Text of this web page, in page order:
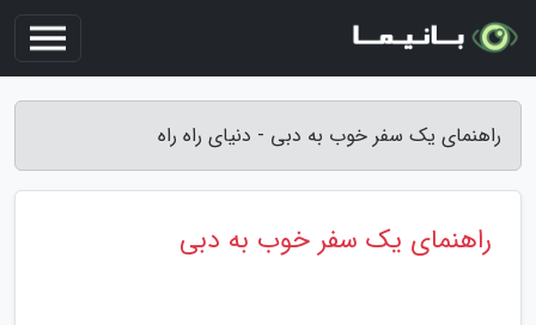
راهنمای یک سفر خوب به دبی - دنیای راه راه
راهنمای یک سفر خوب به دبی